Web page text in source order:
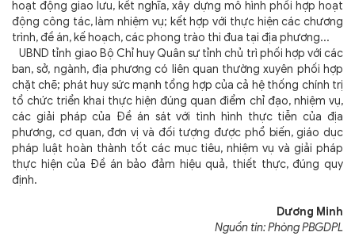
hoạt động giao lưu, kết nghĩa, xây dựng mô hình phối hợp hoạt
động công tác, làm nhiệm vụ; kết hợp với thực hiện các chương
trình, đề án, kế hoạch, các phong trào thi đua tại địa phương...
UBND tỉnh giao Bộ Chỉ huy Quân sự tỉnh chủ trì phối hợp với các
ban, sở, ngành, địa phương có liên quan thường xuyên phối hợp
chặt chẽ; phát huy sức mạnh tổng hợp của cả hệ thống chính trị
tổ chức triển khai thực hiện đúng quan điểm chỉ đạo, nhiệm vụ,
các giải pháp của Đề án sát với tình hình thực tiễn của địa
phương, cơ quan, đơn vị và đối tượng được phổ biến, giáo dục
pháp luật hoàn thành tốt các mục tiêu, nhiệm vụ và giải pháp
thực hiện của Đề án bảo đảm hiệu quả, thiết thực, đúng quy
định.
Dương Minh
Nguồn tin: Phòng PBGDPL